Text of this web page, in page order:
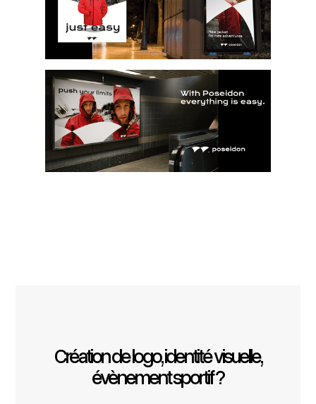
Création de logo, identité visuelle,
évènement sportif ?